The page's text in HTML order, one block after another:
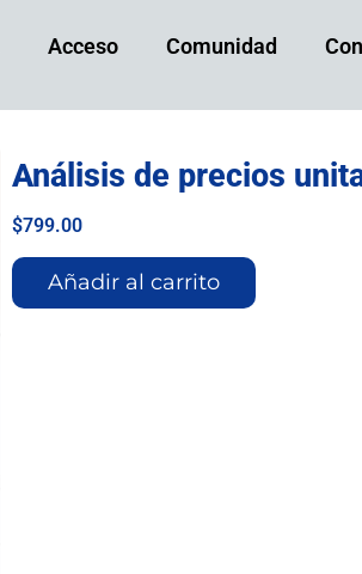
Acceso Comunidad
Análisis de precios
$799.00
Añadir al carrito